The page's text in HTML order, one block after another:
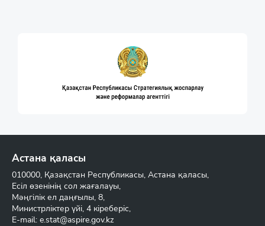
Астана қаласы
010000, Қазақстан Республикасы, Астана қаласы,
Есіл өзенінің сол жағалауы,
Мәңгілік ел даңғылы, 8,
Министрліктер үйі, 4 кіреберіс,
E-mail: e.stat@aspire.gov.kz